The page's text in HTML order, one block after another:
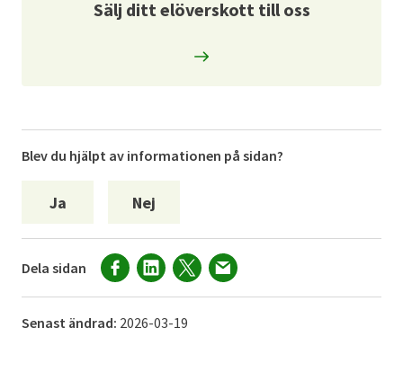
Sälj ditt elöverskott till oss
Blev du hjälpt av informationen på sidan?
Ja Nej
Dela sidan
Senast ändrad: 2026-03-19